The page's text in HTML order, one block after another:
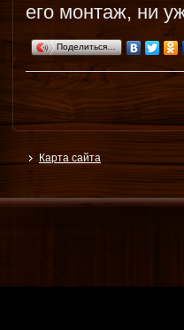
его монтаж, ни
Поделиться…
Карта сайта